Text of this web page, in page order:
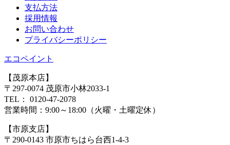
⽀払⽅法
採⽤情報
お問い合わせ
プライバシーポリシー
エコペイント
【茂原本店】
〒297-0074 茂原市小林2033-1
TEL：
0120-47-2078
営業時間： 9:00～18:00（火曜・土曜定休）
【市原支店】
〒290-0143 市原市ちはら台西1-4-3